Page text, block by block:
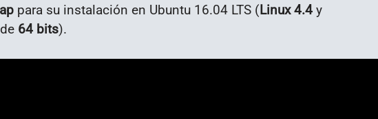
para su instalación en Ubuntu 16.04 LTS (Linux 4.4 y
64 bits).